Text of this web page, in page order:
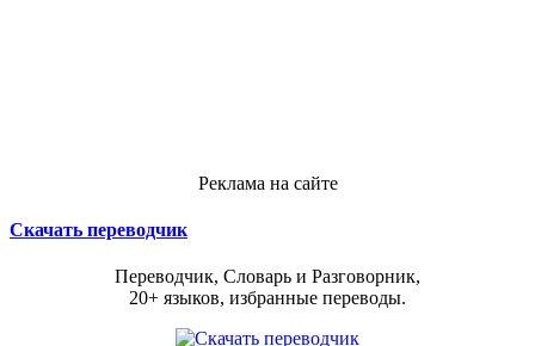
Реклама на сайте
Скачать переводчик
Переводчик, Словарь и Разговорник,
20+ языков, избранные переводы.